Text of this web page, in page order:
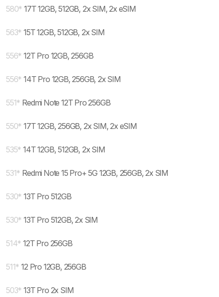
580* 17T 12GB, 512GB, 2x SIM, 2x eSIM
563* 15T 12GB, 512GB, 2x SIM
556* 12T Pro 12GB, 256GB
556* 14T Pro 12GB, 256GB, 2x SIM
551* Redmi Note 12T Pro 256GB
550* 17T 12GB, 256GB, 2x SIM, 2x eSIM
535* 14T 12GB, 512GB, 2x SIM
531* Redmi Note 15 Pro+ 5G 12GB, 256GB, 2x SIM
530* 13T Pro 512GB
530* 13T Pro 512GB, 2x SIM
514* 12T Pro 256GB
511* 12 Pro 12GB, 256GB
503* 13T Pro 2x SIM